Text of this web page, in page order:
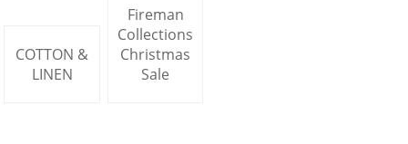
COTTON &
LINEN
Fireman
Collections
Christmas
Sale